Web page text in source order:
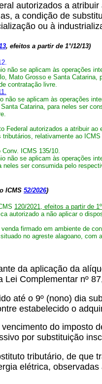
autorizados a
a condição de
ou à
, efeitos a partir de 1°/12/13)
não se aplicam às operações
Mato Grosso e Santa
contratação livre.
não se aplicam às operações
Catarina, para neles ser
Federal autorizados a atribuir
relativamente ao
ICMS 135/10.
não se aplicam às operações
ser consumida pelo
ICMS 52/2026)
120/2021, efeitos a partir de
autorizado a não aplicar o
firmado em ambiente de
no agreste alagoano,
da aplicação da
Complementar nº
até o 9º (nono) dia
estabelecido o
do imposto
por substituição
tributário, de que
elétrica,